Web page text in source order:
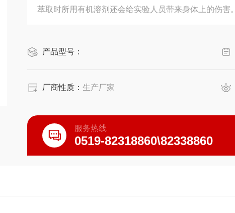
萃取时所用有机溶剂还会给实验人员带来身体上的伤害。
产品型号：
厂商性质： 生产厂家
服务热线
0519-82318860\82338860